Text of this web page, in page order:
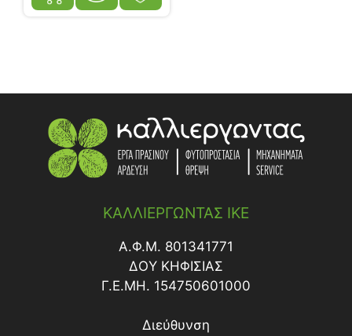
ΚΑΛΛΙΕΡΓΩΝΤΑΣ ΙΚΕ
Α.Φ.Μ. 801341771
ΔΟY ΚΗΦΙΣΙΑΣ
Γ.Ε.ΜΗ. 154750601000
Διεύθυνση